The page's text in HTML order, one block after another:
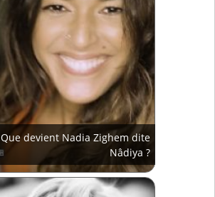
Que devient Nadia Zighem dite
Nâdiya ?